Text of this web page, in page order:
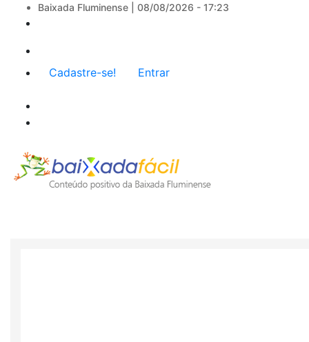
Baixada Fluminense | 08/08/2026 - 17:23
Menu
de
usuário
Cadastre-se! Entrar